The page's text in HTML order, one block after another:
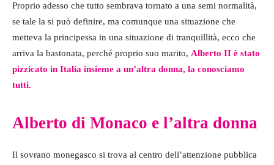
Proprio adesso che tutto sembrava tornato a una semi normalità,
se tale la si può definire, ma comunque una situazione che
metteva la principessa in una situazione di tranquillità, ecco che
arriva la bastonata, perché proprio suo marito, Alberto II è stato
pizzicato in Italia insieme a un’altra donna, la conosciamo
tutti.
Alberto di Monaco e l’altra donna
Il sovrano monegasco si trova al centro dell’attenzione pubblica